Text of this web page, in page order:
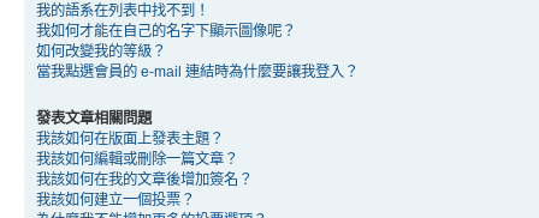
我的語系在列表中找不到！
我如何才能在自己的名字下顯示圖像呢？
如何改變我的等級？
當我點選會員的 e-mail 連結時為什麼要讓我登入？
發表文章相關問題
我該如何在版面上發表主題？
我該如何編輯或刪除一篇文章？
我該如何在我的文章後增加簽名？
我該如何建立一個投票？